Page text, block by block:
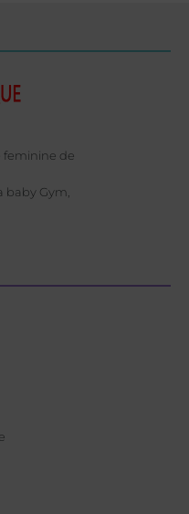
feminine de
baby Gym,